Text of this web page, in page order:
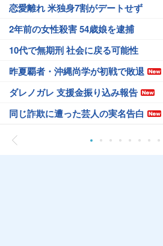
恋愛離れ 米独身7割がデートせず
2年前の女性殺害 54歳娘を逮捕
10代で無期刑 社会に戻る可能性
昨夏覇者・沖縄尚学が初戦で敗退
ダレノガレ 支援金振り込み報告
同じ詐欺に遭った芸人の実名告白